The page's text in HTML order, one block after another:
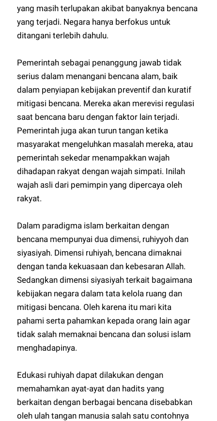
yang masih terlupakan akibat banyaknya bencana
yang terjadi. Negara hanya berfokus untuk
ditangani terlebih dahulu.
Pemerintah sebagai penanggung jawab tidak
serius dalam menangani bencana alam, baik
dalam penyiapan kebijakan preventif dan kuratif
mitigasi bencana. Mereka akan merevisi regulasi
saat bencana baru dengan faktor lain terjadi.
Pemerintah juga akan turun tangan ketika
masyarakat mengeluhkan masalah mereka, atau
pemerintah sekedar menampakkan wajah
dihadapan rakyat dengan wajah simpati. Inilah
wajah asli dari pemimpin yang dipercaya oleh
rakyat.
Dalam paradigma islam berkaitan dengan
bencana mempunyai dua dimensi, ruhiyyoh dan
siyasiyah. Dimensi ruhiyah, bencana dimaknai
dengan tanda kekuasaan dan kebesaran Allah.
Sedangkan dimensi siyasiyah terkait bagaimana
kebijakan negara dalam tata kelola ruang dan
mitigasi bencana. Oleh karena itu mari kita
pahami serta pahamkan kepada orang lain agar
tidak salah memaknai bencana dan solusi islam
menghadapinya.
Edukasi ruhiyah dapat dilakukan dengan
memahamkan ayat-ayat dan hadits yang
berkaitan dengan berbagai bencana disebabkan
oleh ulah tangan manusia salah satu contohnya